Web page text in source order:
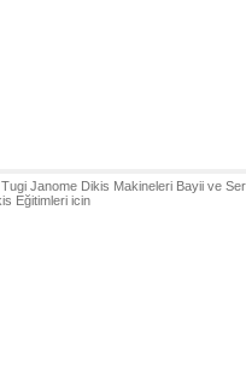
Janome Dikis Makineleri Bayii ve
Eğitimleri icin